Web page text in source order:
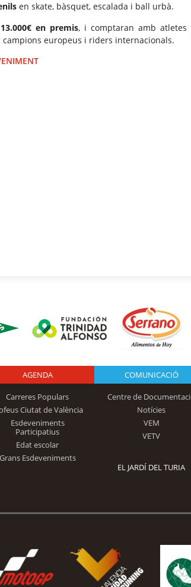
en skate, bàsquet, escalada i ball urbà.
13.000€ en premis, i comptaran amb atletes
campions europeus i riders internacionals.
Logo Fundación
Trinidad Alfonso
AGENDA
Carreres Populars
Ciutat de València
Esdeveniments
Participatius
Edat escolar
Grans Esdeveniments
COMUNICACIÓ
Centre de
Notícies
VEM
VETV
EL JARDÍ DEL TURIA